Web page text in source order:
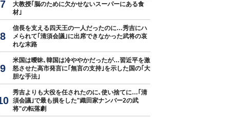
大教授｢脳のために欠かせないスーパーにある食
材｣
信長を支える四天王の一人だったのに…秀吉にハ
メられて｢清須会議｣に出席できなかった武将の哀
れな末路
米国は曖昧､韓国は冷ややかだったが…習近平を激
怒させた高市発言に｢無言の支持｣を示した国の｢大
胆な手法｣
秀吉よりも大役を任されたのに､使い捨てに…｢清
須会議｣で最も損をした"織田家ナンバー2の武
将"の転落劇